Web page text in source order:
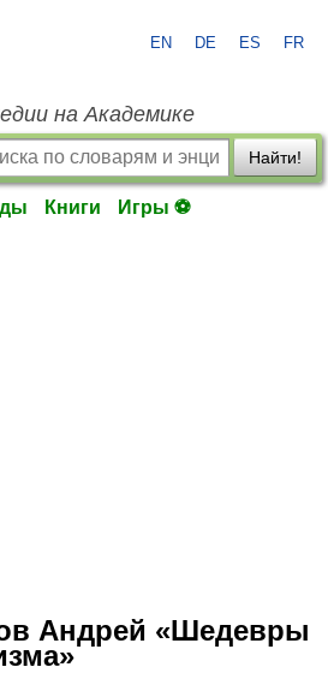
EN DE ES FR
на Академике
Найти!
Книги Игры ⚽
Андрей «Шедевры